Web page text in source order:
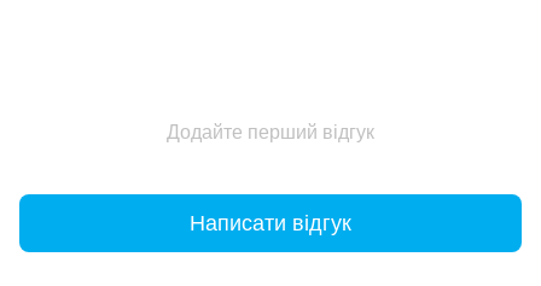
Додайте перший відгук
Написати відгук